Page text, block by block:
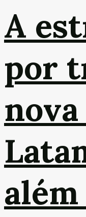
A
por
além